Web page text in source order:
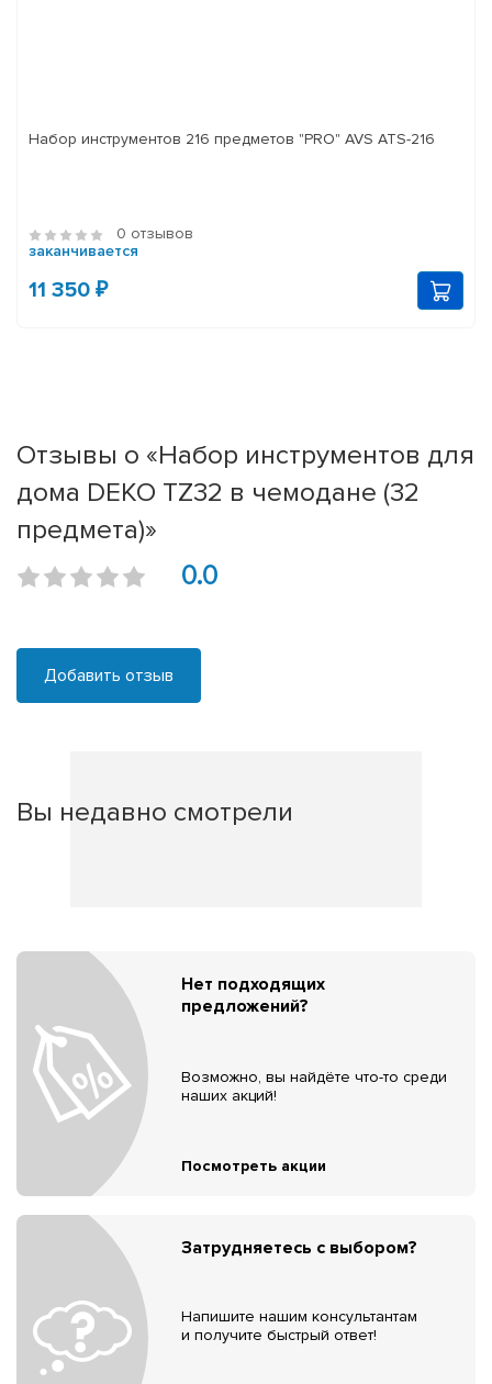
Набор инструментов 216 предметов "PRO" AVS ATS-216
0 отзывов
заканчивается
11 350 ₽
Отзывы о «Набор инструментов для
дома DEKO TZ32 в чемодане (32
предмета)»
0.0
Добавить отзыв
Вы недавно смотрели
Нет подходящих
предложений?
Возможно, вы найдёте что-то среди
наших акций!
Посмотреть акции
Затрудняетесь с выбором?
Напишите нашим консультантам
и получите быстрый ответ!